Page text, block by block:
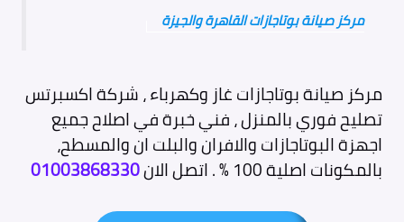
مركز صيانة بوتاجازات القاهرة والجيزة
مركز صيانة بوتاجازات غاز وكهرباء ، شركة اكسبرتس
تصليح فوري بالمنزل ، فني خبرة في اصلاح جميع
اجهزة البوتاجازات والافران والبلت ان والمسطح،
بالمكونات اصلية 100 % . اتصل الان 01003868330